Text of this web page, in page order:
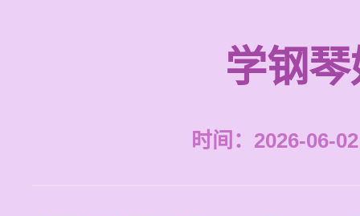
学钢
时间：2026-06-